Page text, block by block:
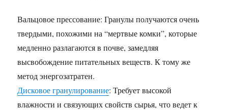
Вальцовое прессование: Гранулы получаются очень
твердыми, похожими на “мертвые комки”, которые
медленно разлагаются в почве, замедляя
высвобождение питательных веществ. К тому же
метод энергозатратен.
Дисковое гранулирование: Требует высокой
влажности и связующих свойств сырья, что ведет к